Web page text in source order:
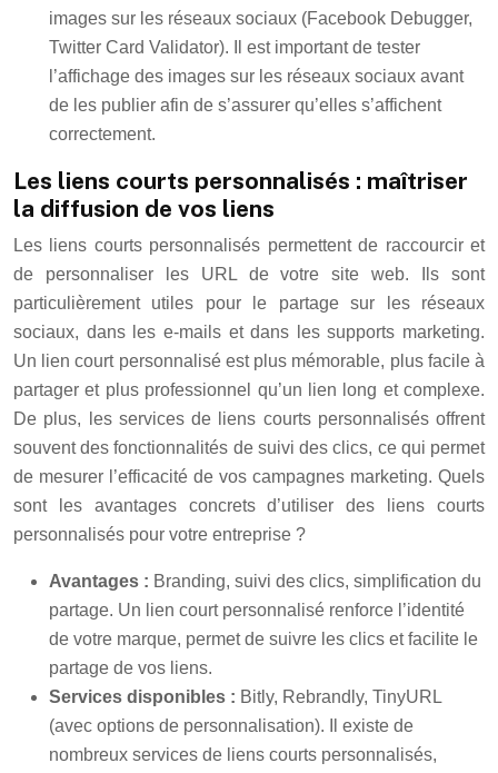
images sur les réseaux sociaux (Facebook Debugger,
Twitter Card Validator). Il est important de tester
l’affichage des images sur les réseaux sociaux avant
de les publier afin de s’assurer qu’elles s’affichent
correctement.
Les liens courts personnalisés : maîtriser
la diffusion de vos liens
Les liens courts personnalisés permettent de raccourcir et
de personnaliser les URL de votre site web. Ils sont
particulièrement utiles pour le partage sur les réseaux
sociaux, dans les e-mails et dans les supports marketing.
Un lien court personnalisé est plus mémorable, plus facile à
partager et plus professionnel qu’un lien long et complexe.
De plus, les services de liens courts personnalisés offrent
souvent des fonctionnalités de suivi des clics, ce qui permet
de mesurer l’efficacité de vos campagnes marketing. Quels
sont les avantages concrets d’utiliser des liens courts
personnalisés pour votre entreprise ?
Avantages : Branding, suivi des clics, simplification du
partage. Un lien court personnalisé renforce l’identité
de votre marque, permet de suivre les clics et facilite le
partage de vos liens.
Services disponibles : Bitly, Rebrandly, TinyURL
(avec options de personnalisation). Il existe de
nombreux services de liens courts personnalisés,